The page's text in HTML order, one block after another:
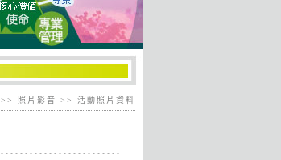
>> 照片影音 >> 活動照片資料